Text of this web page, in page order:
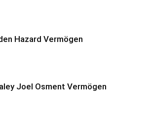
Hazard Vermögen
Joel Osment Vermögen